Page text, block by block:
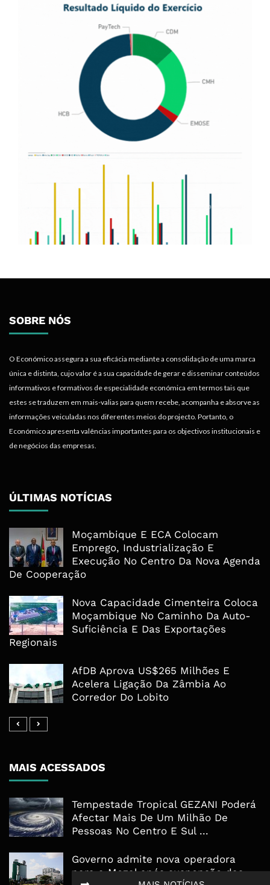
SOBRE NÓS
O Económico assegura a sua eficácia mediante a consolidação de uma marca
única e distinta, cujo valor é a sua capacidade de gerar e disseminar conteúdos
informativos e formativos de especialidade económica em termos tais que
estes se traduzem em mais-valias para quem recebe, acompanha e absorve as
informações veiculadas nos diferentes meios do projecto. Portanto, o
Económico apresenta valências importantes para os objectivos institucionais e
de negócios das empresas.
ÚLTIMAS NOTÍCIAS
Moçambique E ECA Colocam
Emprego, Industrialização E
Execução No Centro Da Nova Agenda
De Cooperação
Nova Capacidade Cimenteira Coloca
Moçambique No Caminho Da Auto-
Suficiência E Das Exportações
Regionais
AfDB Aprova US$265 Milhões E
Acelera Ligação Da Zâmbia Ao
Corredor Do Lobito
MAIS ACESSADOS
Tempestade Tropical GEZANI Poderá
Afectar Mais De Um Milhão De
Pessoas No Centro E Sul ...
Governo admite nova operadora
para a Mozal após suspensão das